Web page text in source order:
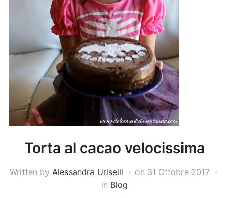
Torta al cacao velocissima
Written by Alessandra Uriselli on 31 Ottobre 2017
in Blog